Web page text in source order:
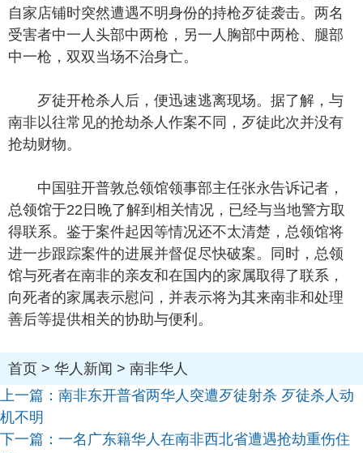
自家店铺时突然遭遇不明身份的持枪歹徒袭击。两名
受害者中一人头部中两枪，另一人胸部中两枪、腿部
中一枪，双双当场不治身亡。
歹徒开枪杀人后，便迅速逃离现场。据了解，与
南非以往常见的抢劫杀人作案不同，歹徒此次并没有
抢劫财物。
中国驻开普敦总领馆领事部主任张永告诉记者，
总领馆于22日晚了解到相关情况，已经与当地警方取
得联系。鉴于案件起因等情况还不太清楚，总领馆将
进一步跟踪案件的进展并督促尽快破案。同时，总领
馆与死者在南非的亲友和在国内的家属取得了联系，
向死者的家属表示慰问，并表示将为其来南非和处理
善后等提供相关的协助与便利。
首页 > 华人新闻 > 南非华人
上一篇： 南非东开普省两华人突遭歹徒射杀 歹徒杀人动
机不明
下一篇： 一名广东籍华人在南非西北省遭遇抢劫重伤住